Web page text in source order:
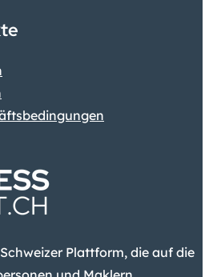
Plattform, die auf die